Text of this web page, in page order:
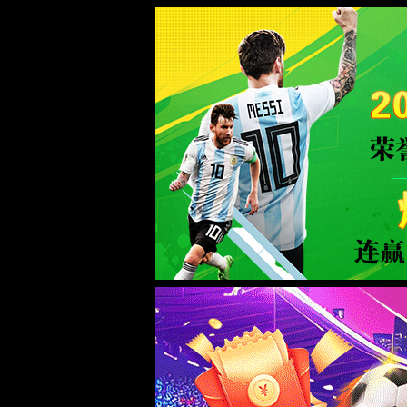
中国·太阳集团tyc539(品牌)